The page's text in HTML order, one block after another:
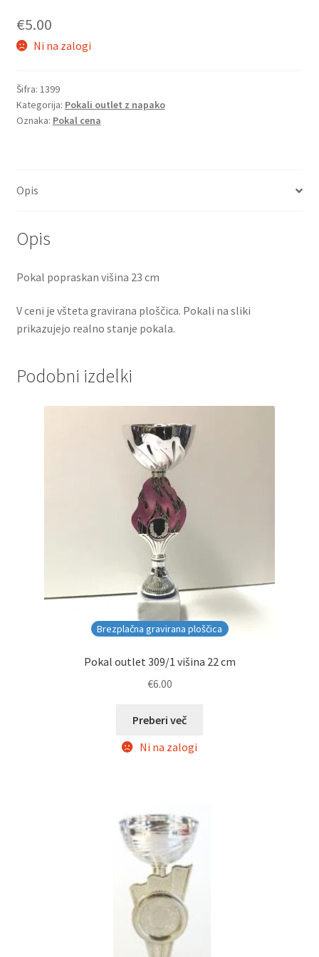
€5.00
Ni na zalogi
Šifra: 1399
Kategorija: Pokali outlet z napako
Oznaka: Pokal cena
Opis
Opis
Pokal popraskan višina 23 cm
V ceni je všteta gravirana ploščica. Pokali na sliki
prikazujejo realno stanje pokala.
Podobni izdelki
Brezplačna gravirana ploščica
Pokal outlet 309/1 višina 22 cm
€6.00
Preberi več
Ni na zalogi